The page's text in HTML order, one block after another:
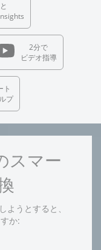
2分で
ビデオ指導
ト
プ
スマー
うとすると、
か: